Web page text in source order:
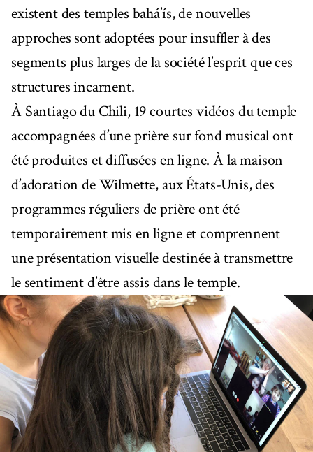
existent des temples bahá’ís, de nouvelles
approches sont adoptées pour insuffler à des
segments plus larges de la société l’esprit que ces
structures incarnent.
À Santiago du Chili, 19 courtes vidéos du temple
accompagnées d’une prière sur fond musical ont
été produites et diffusées en ligne. À la maison
d’adoration de Wilmette, aux États-Unis, des
programmes réguliers de prière ont été
temporairement mis en ligne et comprennent
une présentation visuelle destinée à transmettre
le sentiment d’être assis dans le temple.